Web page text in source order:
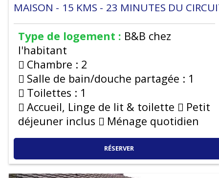
MAISON 15 KMS 23 MINUTES DU
Type de logement : B&B chez
l'habitant
Chambre : 2
Salle de bain/douche partagée : 1
Toilettes : 1
Accueil, Linge de lit & toilette
Petit
déjeuner inclus
Ménage quotidien
RÉSERVER